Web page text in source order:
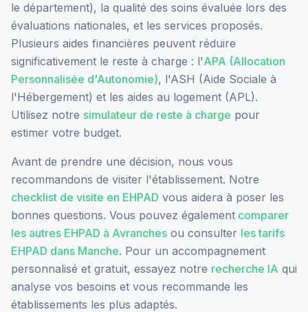
le département), la qualité des soins évaluée lors des
évaluations nationales, et les services proposés.
Plusieurs aides financières peuvent réduire
significativement le reste à charge : l'APA (Allocation
Personnalisée d'Autonomie), l'ASH (Aide Sociale à
l'Hébergement) et les aides au logement (APL).
Utilisez notre simulateur de reste à charge pour
estimer votre budget.
Avant de prendre une décision, nous vous
recommandons de visiter l'établissement. Notre
checklist de visite en EHPAD vous aidera à poser les
bonnes questions. Vous pouvez également comparer
les autres EHPAD à Avranches ou consulter les tarifs
EHPAD dans Manche. Pour un accompagnement
personnalisé et gratuit, essayez notre recherche IA qui
analyse vos besoins et vous recommande les
établissements les plus adaptés.